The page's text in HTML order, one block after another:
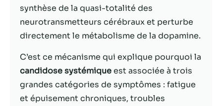
synthèse de la quasi-totalité des
neurotransmetteurs cérébraux et perturbe
directement le métabolisme de la dopamine.
C’est ce mécanisme qui explique pourquoi la
candidose systémiqueest associée à trois
grandes catégories de symptômes : fatigue
et épuisement chroniques, troubles
Experience
Afin que notre
site Web
aussi bien que
possible lors
de votre visite.
Si vous refusez
ces cookies,